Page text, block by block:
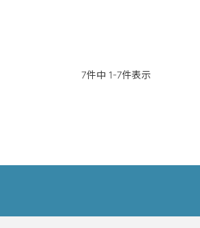
7件中 1-7件表示